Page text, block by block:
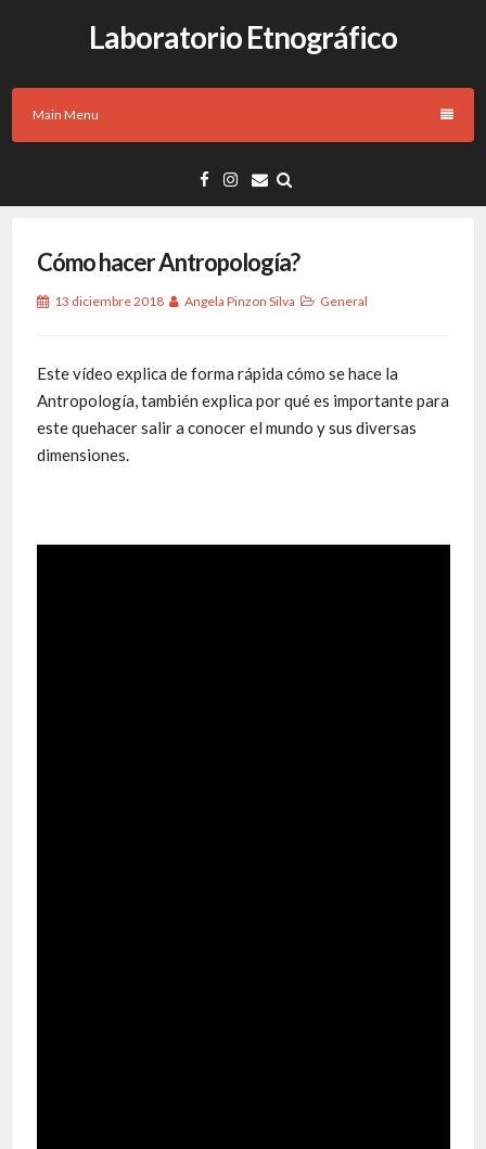
Laboratorio Etnográfico
Main Menu
Cómo hacer Antropología?
13 diciembre 2018 Angela Pinzon Silva General
Este vídeo explica de forma rápida cómo se hace la
Antropología, también explica por qué es importante para
este quehacer salir a conocer el mundo y sus diversas
dimensiones.